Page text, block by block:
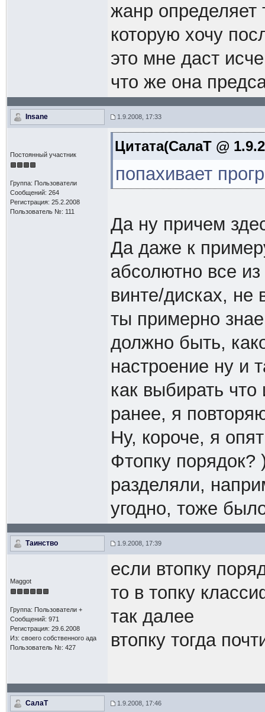
жанр определяет
которую хочу
это мне даст
что же она
Insane 1.9.2008, 17:33
Постоянный участник
Группа: Пользователи
Сообщений: 264
Регистрация: 25.2.2008
Пользователь №: 111
Цитата(СалаТ @
попахивает
Да ну причем
Да даже к
абсолютно все
винте/дисках, не
ты примерно
должно быть,
настроение ну и
как выбирать
ранее, я
Ну, короче, я
Фтопку
разделяли,
угодно, тоже
Таинство 1.9.2008, 17:39
Maggot
Группа: Пользователи +
Сообщений: 971
Регистрация: 29.6.2008
Из: своего собственного ада
Пользователь №: 427
если втопку
то в топку
так далее
втопку тогда
СалаТ 1.9.2008, 17:46